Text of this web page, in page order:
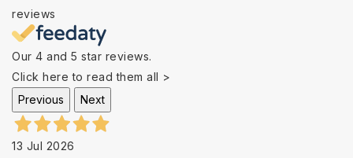
reviews
Our 4 and 5 star reviews.
Click here to read them all >
Previous
Next
13 Jul 2026